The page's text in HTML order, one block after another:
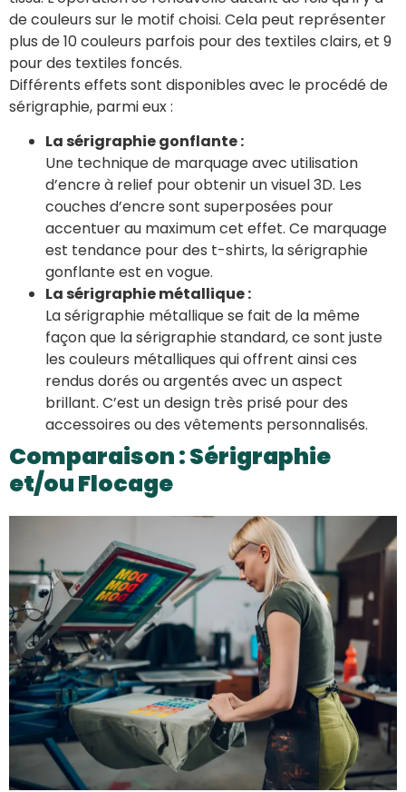
de couleurs sur le motif choisi. Cela peut représenter
plus de 10 couleurs parfois pour des textiles clairs, et 9
pour des textiles foncés.
Différents effets sont disponibles avec le procédé de
sérigraphie, parmi eux :
La sérigraphie gonflante :
Une technique de marquage avec utilisation
d’encre à relief pour obtenir un visuel 3D. Les
couches d’encre sont superposées pour
accentuer au maximum cet effet. Ce marquage
est tendance pour des t-shirts, la sérigraphie
gonflante est en vogue.
La sérigraphie métallique :
La sérigraphie métallique se fait de la même
façon que la sérigraphie standard, ce sont juste
les couleurs métalliques qui offrent ainsi ces
rendus dorés ou argentés avec un aspect
brillant. C’est un design très prisé pour des
accessoires ou des vêtements personnalisés.
Comparaison : Sérigraphie
et/ou Flocage